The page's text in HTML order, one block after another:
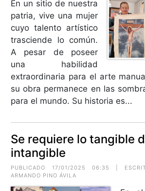
En un sitio de nuestra
patria, vive una mujer
cuyo talento artístico
trasciende lo común.
A pesar de poseer
una habilidad
extraordinaria para el arte
su obra permanece en las
para el mundo. Su historia es...
Se requiere lo tangible
intangible
PUBLICADO 17/01/2025 06:35 |
ARMANDO PINO ÁVILA